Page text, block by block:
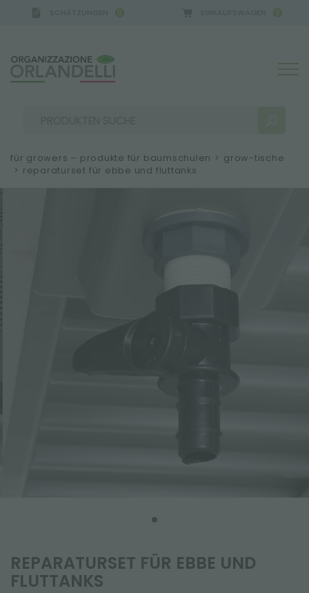
0 0
für growers – produkte für baumschulen > grow-tische
> reparaturset für ebbe und fluttanks
REPARATURSET FÜR EBBE UND
FLUTTANKS